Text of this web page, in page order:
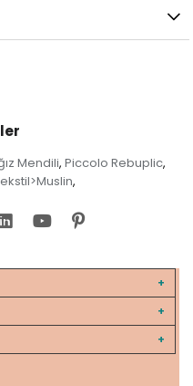
Mendili, Piccolo Rebuplic,
,